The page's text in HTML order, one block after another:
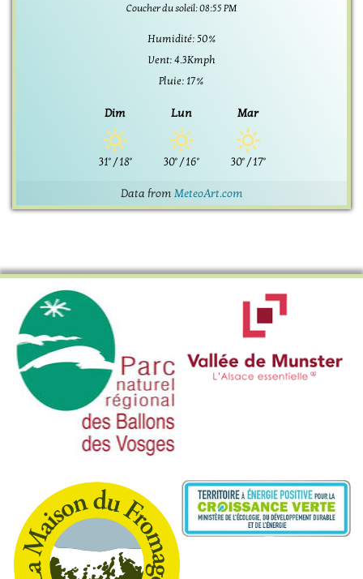
Coucher du soleil: 08:55 PM
Humidité: 50%
Vent: 4.3Kmph
Pluie: 17%
Dim
31° / 18°
Lun
30°/16°
Mar
30° / 17°
Data from MeteoArt.com